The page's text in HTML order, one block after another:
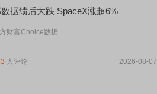
据绩后大跌 SpaceX涨超6%
财富Choice数据
人评论 2026-08-07